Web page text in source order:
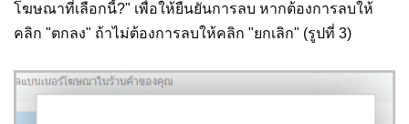
โฆษณาที่เลือกนี้?" เพื่อให้ยืนยันการลบ หากต้องการลบให้
คลิก "ตกลง" ถ้าไม่ต้องการลบให้คลิก "ยกเลิก" (รูปที่ 3)